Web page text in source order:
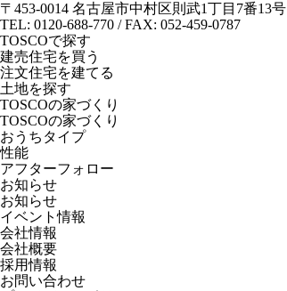
〒453-0014 名古屋市中村区則武1丁目7番13号
TEL: 0120-688-770 / FAX: 052-459-0787
TOSCOで探す
建売住宅を買う
注文住宅を建てる
土地を探す
TOSCOの家づくり
TOSCOの家づくり
おうちタイプ
性能
アフターフォロー
お知らせ
お知らせ
イベント情報
会社情報
会社概要
採用情報
お問い合わせ